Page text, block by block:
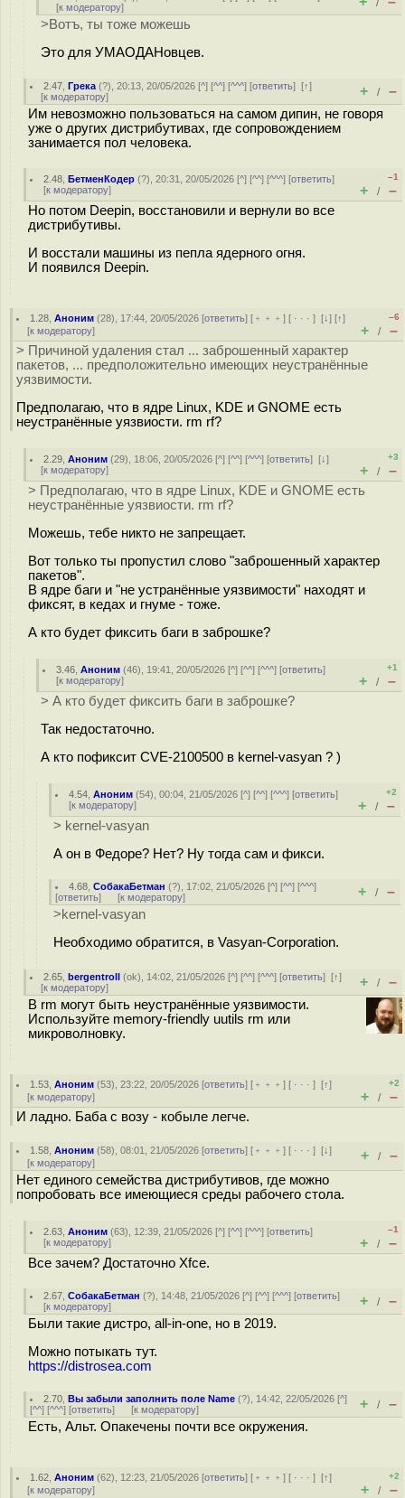
[к модератору] /
>Вотъ, ты тоже можешь
Это для УМАОДАНовцев.
2.47 ,Грека (?), 20:13, 20/05/2026 [^] [^^] [^^^] [ответить][↑]
[к модератору] + / –
Им невозможно пользоваться на самом дипин, не говоря
уже о других дистрибутивах, где сопровождением
занимается пол человека.
2.48 ,БетменКодер (?), 20:31, 20/05/2026 [^] [^^] [^^^] [ответить]
[к модератору]
–1
+ / –
Но потом Deepin, восстановили и вернули во все
дистрибутивы.
И восстали машины из пепла ядерного огня.
И появился Deepin.
1.28 ,Аноним (28), 17:44, 20/05/2026 [ответить] [ ﹢﹢﹢] [ · · ·][↓] [↑]
[к модератору]
–6
+ / –
> Причиной удаления стал ... заброшенный характер
пакетов, ... предположительно имеющих неустранённые
уязвимости.
Предполагаю, что в ядре Linux, KDE и GNOME есть
неустранённые уязвиости. rm rf?
2.29 ,Аноним (29), 18:06, 20/05/2026 [^] [^^] [^^^] [ответить][↓]
[к модератору]
+3
+ / –
> Предполагаю, что в ядре Linux, KDE и GNOME есть
неустранённые уязвиости. rm rf?
Можешь, тебе никто не запрещает.
Вот только ты пропустил слово "заброшенный характер
пакетов".
В ядре баги и "не устранённые уязвимости" находят и
фиксят, в кедах и гнуме - тоже.
А кто будет фиксить баги в заброшке?
3.46 ,Аноним (46), 19:41, 20/05/2026 [^] [^^] [^^^] [ответить]
[к модератору]
+1
+ / –
> А кто будет фиксить баги в заброшке?
Так недостаточно.
А кто пофиксит CVE-2100500 в kernel-vasyan ? )
4.54 ,Аноним (54), 00:04, 21/05/2026 [^] [^^] [^^^] [ответить]
[к модератору]
+2
+ / –
> kernel-vasyan
А он в Федоре? Нет? Ну тогда сам и фикси.
4.68 ,СобакаБетман (?), 17:02, 21/05/2026 [^] [^^] [^^^]
[ответить] [к модератору] + / –
>kernel-vasyan
Необходимо обратится, в Vasyan-Corporation.
2.65 ,bergentroll (ok), 14:02, 21/05/2026 [^] [^^] [^^^] [ответить][↑]
[к модератору] + / –
В rm могут быть неустранённые уязвимости.
Используйте memory-friendly uutils rm или
микроволновку.
1.53 ,Аноним (53), 23:22, 20/05/2026 [ответить] [ ﹢﹢﹢] [ · · ·][↑]
[к модератору]
+2
+ / –
И ладно. Баба с возу - кобыле легче.
1.58 ,Аноним (58), 08:01, 21/05/2026 [ответить] [ ﹢﹢﹢] [ · · ·][↓]
[к модератору] + / –
Нет единого семейства дистрибутивов, где можно
попробовать все имеющиеся среды рабочего стола.
2.63 ,Аноним (63), 12:39, 21/05/2026 [^] [^^] [^^^] [ответить]
[к модератору]
–1
+ / –
Все зачем? Достаточно Xfce.
2.67 ,СобакаБетман (?), 14:48, 21/05/2026 [^] [^^] [^^^] [ответить]
[к модератору] + / –
Были такие дистро, all-in-one, но в 2019.
Можно потыкать тут.
https://distrosea.com
2.70 ,Вы забыли заполнить поле Name (?), 14:42, 22/05/2026 [^]
[^^] [^^^] [ответить] [к модератору] + / –
Есть, Альт. Опакечены почти все окружения.
1.62 ,Аноним (62), 12:23, 21/05/2026 [ответить] [ ﹢﹢﹢] [ · · ·][↑]
[к модератору]
+2
+ / –